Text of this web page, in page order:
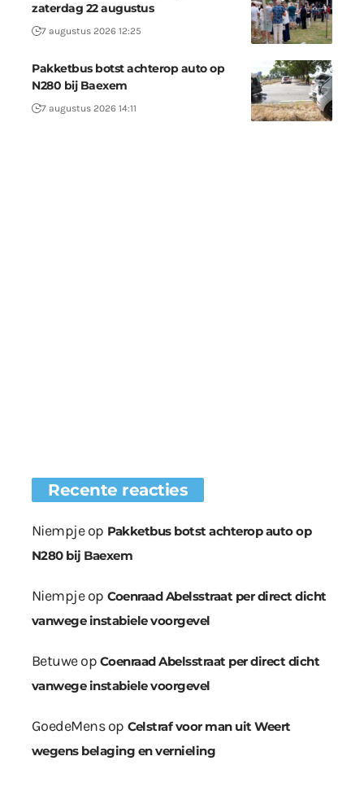
zaterdag 22 augustus
7 augustus 2026 12:25
Pakketbus botst achterop auto op
N280 bij Baexem
7 augustus 2026 14:11
Recente reacties
Niempjeop Pakketbus botst achterop auto op
N280 bij Baexem
Niempjeop Coenraad Abelsstraat per direct dicht
vanwege instabiele voorgevel
Betuweop Coenraad Abelsstraat per direct dicht
vanwege instabiele voorgevel
GoedeMensop Celstraf voor man uit Weert
wegens belaging en vernieling